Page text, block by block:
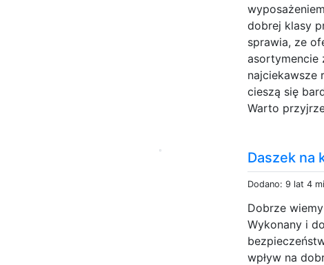
dobrej klasy
sprawia, ze
asortymencie
najciekawsze
cieszą się
Warto
Daszek na
Dodano: 9 lat 4
Dobrze
Wykonany i
wpływ na